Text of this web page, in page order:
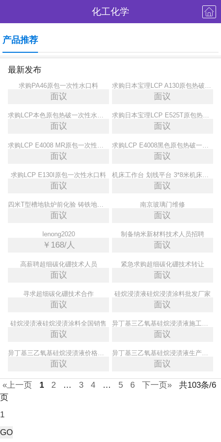
化工化学
产品推荐
最新发布
求购PA46原包一次性水口料
面议
求购日本宝理LCP A130原包热破一次性水口料
面议
求购LCP本色原包热破一次性水口料
面议
求购日本宝理LCP E525T原包热破一次性水口料
面议
面议 面议
求购LCP E130I原包一次性水口料
面议 面议
四米T型槽地轨炉前化验 铸铁地轨有质检报告
面议
南京玻璃门维修
面议
lenong2020
￥168/人
制备纳米新材料技术人员招聘
面议
高薪聘超细碳化硼技术人员
面议
紧急求购超细碳化硼技术转让
面议
寻求超细碳化硼技术合作
面议
硅烷浸渍液硅烷浸渍涂料批发厂家
面议
硅烷浸渍液硅烷浸渍涂料全国销售
面议
异丁基三乙氧基硅烷浸渍液施工工艺
面议
异丁基三乙氧基硅烷浸渍液价格实惠
面议
异丁基三乙氧基硅烷浸渍液生产基地
面议
«上一页 1 2 … 3 4 … 5 6 下一页»
共103条/6
页